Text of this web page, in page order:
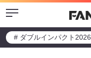
Menu
# ダブルインパクト2026